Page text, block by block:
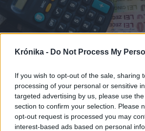
Krónika - Do Not Process My
If you wish to opt-out of the sale, sharing
processing of your personal or sensitive
targeted advertising by us, please use
section to confirm your selection. Please
opt-out request is processed you may
interest-based ads based on personal
2026. március 10., kedd